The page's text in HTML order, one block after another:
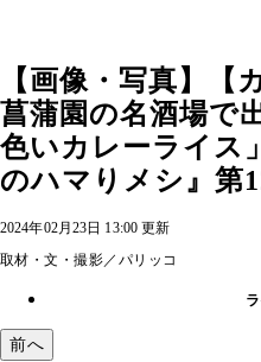
【画像・写真】【
菖蒲園の名酒場で
色いカレーライス
のハマりメシ』第
2024年02月23日 13:00 更新
取材・文・撮影／パリッコ
前へ